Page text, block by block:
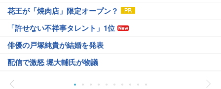
花王が「焼肉店」限定オープン？
「許せない不祥事タレント」1位
俳優の戸塚純貴が結婚を発表
配信で激怒 堀大輔氏が物議